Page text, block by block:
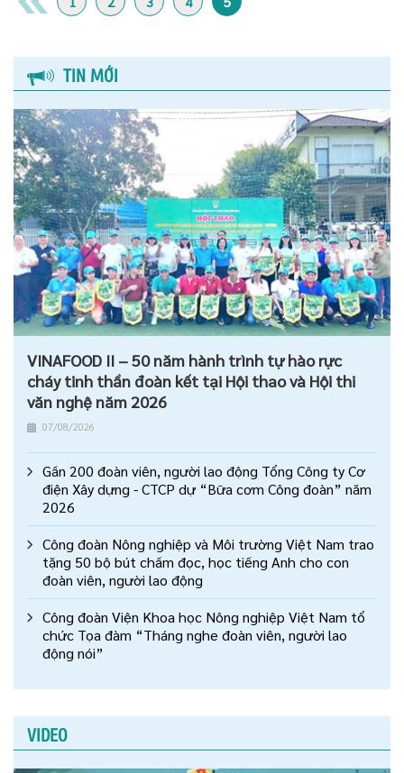
TIN MỚI
VINAFOOD II – 50 năm hành trình tự hào rực
cháy tinh thần đoàn kết tại Hội thao và Hội thi
văn nghệ năm 2026
07/08/2026
Gần 200 đoàn viên, người lao động Tổng Công ty Cơ
điện Xây dựng - CTCP dự “Bữa cơm Công đoàn” năm
2026
Công đoàn Nông nghiệp và Môi trường Việt Nam trao
tặng 50 bộ bút chấm đọc, học tiếng Anh cho con
đoàn viên, người lao động
Công đoàn Viện Khoa học Nông nghiệp Việt Nam tổ
chức Tọa đàm “Tháng nghe đoàn viên, người lao
động nói”
VIDEO